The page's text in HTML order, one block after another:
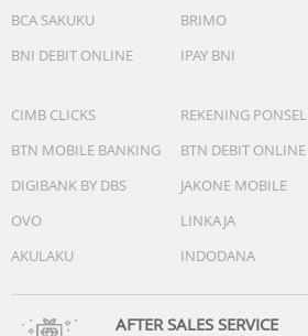
BCA SAKUKU
BRIMO
BNI DEBIT ONLINE
IPAY BNI
CIMB CLICKS
REKENING PONSEL
BTN MOBILE BANKING
BTN DEBIT ONLINE
DIGIBANK BY DBS
JAKONE MOBILE
OVO
LINKAJA
AKULAKU
INDODANA
AFTER SALES SERVICE